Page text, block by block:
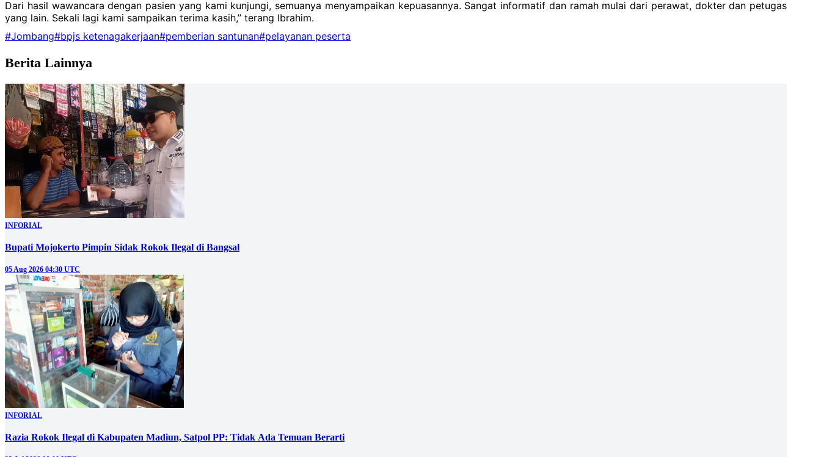
Dari hasil wawancara dengan pasien yang kami kunjungi, semuanya menyampaikan kepuasannya. Sangat informatif dan ramah mulai dari perawat, dokter dan petugas
yang lain. Sekali lagi kami sampaikan terima kasih,” terang Ibrahim.
#Jombang#bpjs ketenagakerjaan#pemberian santunan#pelayanan peserta
Berita Lainnya
INFORIAL
Bupati Mojokerto Pimpin Sidak Rokok Ilegal di Bangsal
05 Aug 2026 04:30 UTC
INFORIAL
Razia Rokok Ilegal di Kabupaten Madiun, Satpol PP: Tidak Ada Temuan Berarti